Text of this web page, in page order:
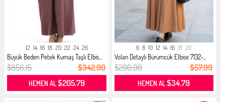
12 14 16 18 20 22 24 26
Büyük Beden Petek Kumaş Taşlı Elbis...
$856.15 $342.99
HEMEN AL$205.79
6 8 10 12 14 16 18 20
Volan Detaylı Bürümcük Elbise 7132-...
$200.00 $57.99
HEMEN AL$34.79